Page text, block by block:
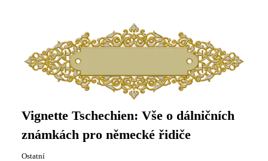
Vignette Tschechien: Vše o dálničních
známkách pro německé řidiče
Ostatní